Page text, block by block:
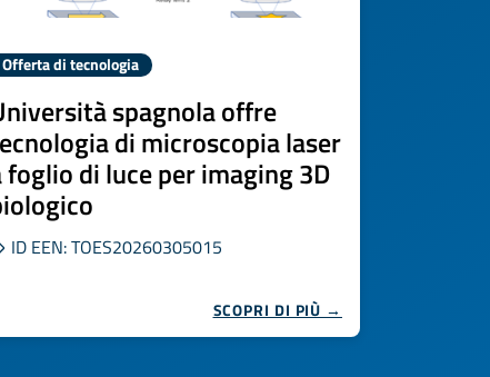
Offerta di tecnologia
spagnola offre
di microscopia laser
foglio di luce per imaging 3D
ID EEN: TOES20260305015
SCOPRI DI PIÙ →